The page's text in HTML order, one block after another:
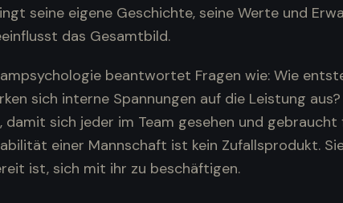
seine eigene Geschichte, seine Werte und
das Gesamtbild.
beantwortet Fragen wie: Wie
sich interne Spannungen auf die Leistung
damit sich jeder im Team gesehen und
einer Mannschaft ist kein Zufallsprodukt.
ist, sich mit ihr zu beschäftigen.